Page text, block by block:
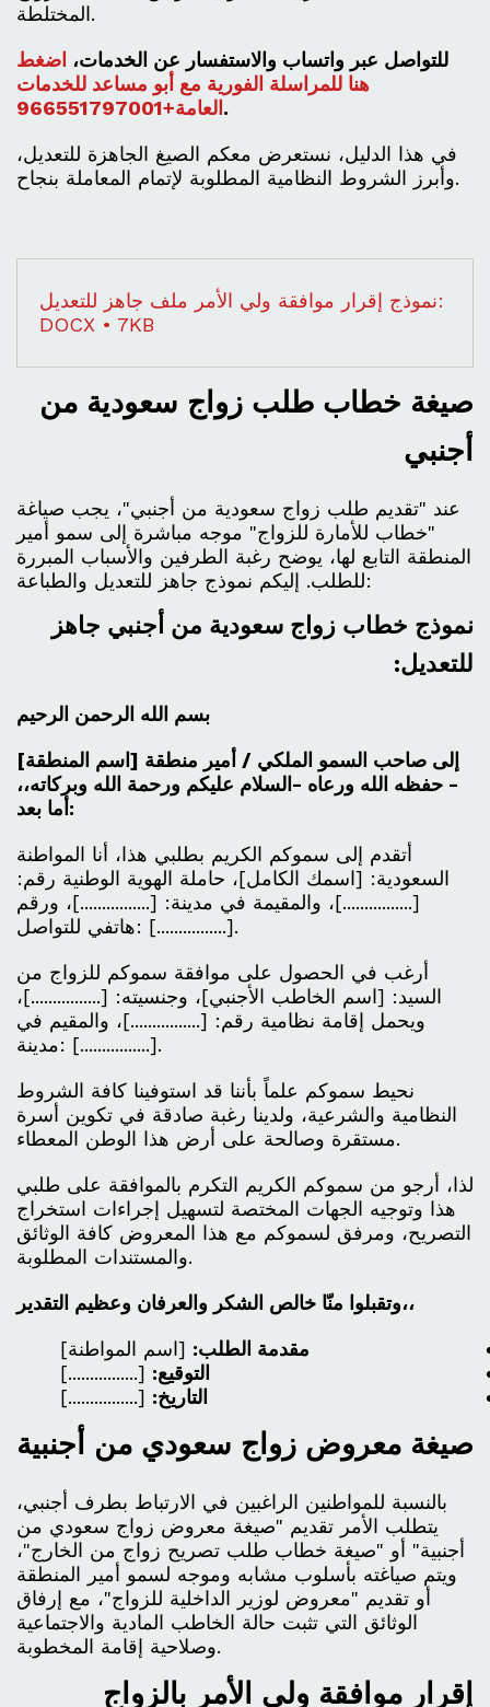
المختلطة.
للتواصل عبر واتساب والاستفسار عن الخدمات، اضغط
هنا للمراسلة الفورية مع أبو مساعد للخدمات
العامة+966551797001 .
في هذا الدليل، نستعرض معكم الصيغ الجاهزة للتعديل،
وأبرز الشروط النظامية المطلوبة لإتمام المعاملة بنجاح.
نموذج إقرار موافقة ولي الأمر ملف جاهز للتعديل:
DOCX • 7KB
صيغة خطاب طلب زواج سعودية من
أجنبي
عند "تقديم طلب زواج سعودية من أجنبي"، يجب صياغة
"خطاب للأمارة للزواج" موجه مباشرة إلى سمو أمير
المنطقة التابع لها، يوضح رغبة الطرفين والأسباب المبررة
للطلب. إليكم نموذج جاهز للتعديل والطباعة:
نموذج خطاب زواج سعودية من أجنبي جاهز
للتعديل:
بسم الله الرحمن الرحيم
إلى صاحب السمو الملكي / أمير منطقة [اسم المنطقة]
- حفظه الله ورعاه - السلام عليكم ورحمة الله وبركاته،،
أما بعد:
أتقدم إلى سموكم الكريم بطلبي هذا، أنا المواطنة
السعودية: [اسمك الكامل]، حاملة الهوية الوطنية رقم:
[................]، والمقيمة في مدينة: [................]، ورقم
هاتفي للتواصل: [................].
أرغب في الحصول على موافقة سموكم للزواج من
السيد: [اسم الخاطب الأجنبي]، وجنسيته: [................]،
ويحمل إقامة نظامية رقم: [................]، والمقيم في
مدينة: [................].
نحيط سموكم علماً بأننا قد استوفينا كافة الشروط
النظامية والشرعية، ولدينا رغبة صادقة في تكوين أسرة
مستقرة وصالحة على أرض هذا الوطن المعطاء.
لذا، أرجو من سموكم الكريم التكرم بالموافقة على طلبي
هذا وتوجيه الجهات المختصة لتسهيل إجراءات استخراج
التصريح، ومرفق لسموكم مع هذا المعروض كافة الوثائق
والمستندات المطلوبة.
وتقبلوا منّا خالص الشكر والعرفان وعظيم التقدير،،
مقدمة الطلب: [اسم المواطنة]
التوقيع: [................]
التاريخ: [................]
صيغة معروض زواج سعودي من أجنبية
بالنسبة للمواطنين الراغبين في الارتباط بطرف أجنبي،
يتطلب الأمر تقديم "صيغة معروض زواج سعودي من
أجنبية" أو "صيغة خطاب طلب تصريح زواج من الخارج"،
ويتم صياغته بأسلوب مشابه وموجه لسمو أمير المنطقة
أو تقديم "معروض لوزير الداخلية للزواج"، مع إرفاق
الوثائق التي تثبت حالة الخاطب المادية والاجتماعية
وصلاحية إقامة المخطوبة.
إقرار موافقة ولي الأمر بالزواج